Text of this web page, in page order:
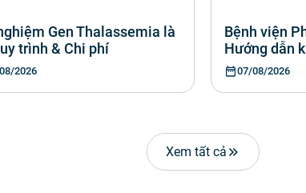
Gen Thalassemia là
trình & Chi phí
2026
Bệnh viện
Hướng dẫn
07/08/2026
Xem tất cả